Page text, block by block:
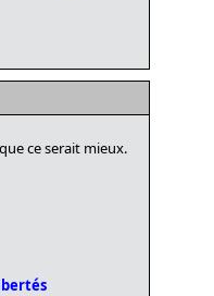
ce serait mieux.